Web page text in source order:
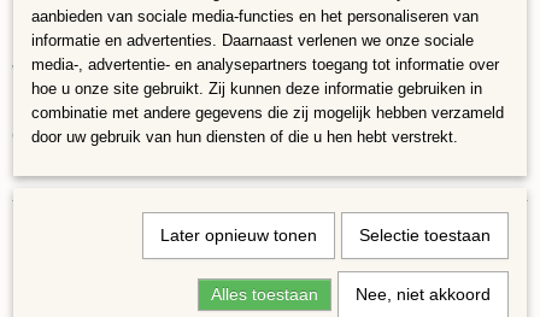
Lijm en voegmiddel
Werkbeschrijving
Is verkrijgbaar in meerdere kleuren, eenvoudig te maken, voor jong en
oud
aanbieden van sociale media-functies en het personaliseren van
informatie en advertenties. Daarnaast verlenen we onze sociale
media-, advertentie- en analysepartners toegang tot informatie over
hoe u onze site gebruikt. Zij kunnen deze informatie gebruiken in
combinatie met andere gegevens die zij mogelijk hebben verzameld
door uw gebruik van hun diensten of die u hen hebt verstrekt.
Later opnieuw tonen Selectie toestaan
Alles toestaan Nee, niet akkoord